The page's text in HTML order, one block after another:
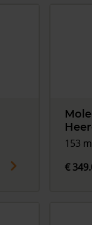
153
€